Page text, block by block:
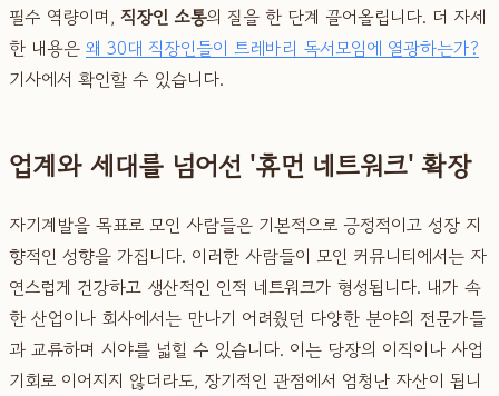
필수 역량이며, 직장인 소통의 질을 한 단계 끌어올립니다. 더 자세
한 내용은 왜 30대 직장인들이 트레바리 독서모임에 열광하는가?
기사에서 확인할 수 있습니다.
업계와 세대를 넘어선 '휴먼 네트워크' 확장
자기계발을 목표로 모인 사람들은 기본적으로 긍정적이고 성장 지
향적인 성향을 가집니다. 이러한 사람들이 모인 커뮤니티에서는 자
연스럽게 건강하고 생산적인 인적 네트워크가 형성됩니다. 내가 속
한 산업이나 회사에서는 만나기 어려웠던 다양한 분야의 전문가들
과 교류하며 시야를 넓힐 수 있습니다. 이는 당장의 이직이나 사업
기회로 이어지지 않더라도, 장기적인 관점에서 엄청난 자산이 됩니